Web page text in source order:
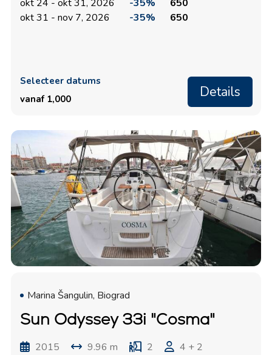
okt 24 - okt 31, 2026 -35%
650
okt 31 - nov 7, 2026
-35% 650
Selecteer datums
vanaf 1,000
Details
Marina Šangulin, Biograd
Sun Odyssey 33i "Cosma"
2015 9.96 m 2
4 + 2